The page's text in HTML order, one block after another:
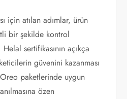
için atılan adımlar, ürün
bir şekilde kontrol
sertifikasının açıkça
güvenini kazanması
paketlerinde uygun
özen